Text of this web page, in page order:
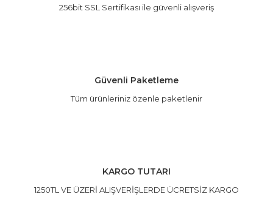
Ürün bilgilerinde hatalar bulunuyor.
256bit SSL Sertifikası ile güvenli alışveriş
Güvenli Paketleme
Tüm ürünleriniz özenle paketlenir
KARGO TUTARI
1250TL VE ÜZERİ ALIŞVERİŞLERDE ÜCRETSİZ KARGO